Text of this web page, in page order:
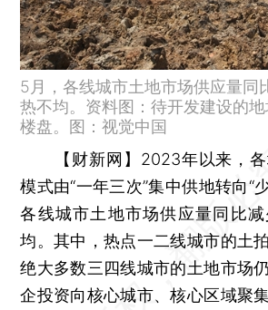
5月，各线城市土地市场供应量同
热不均。资料图：待开发建设的
楼盘。图：视觉中国
【财新网】 2023年以来，
模式由“一年三次”集中供地转向“
各线城市土地市场供应量同比
均。其中，热点一二线城市的土
绝大多数三四线城市的土地市场
企投资向核心城市、核心区域聚